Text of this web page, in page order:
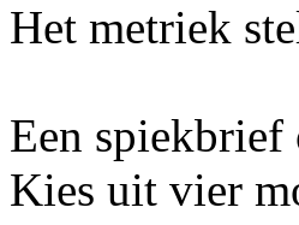
Het metriek
Een
Kies uit vier